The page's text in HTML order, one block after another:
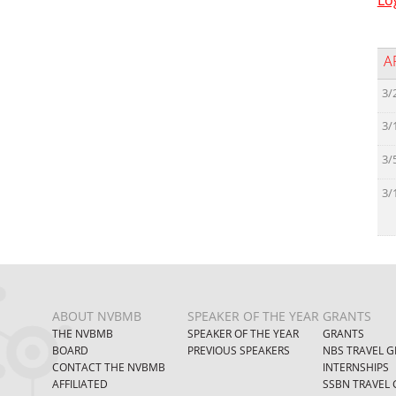
3/
3/
3/
3/
ABOUT NVBMB
THE NVBMB
BOARD
CONTACT THE NVBMB
AFFILIATED
SPEAKER OF THE YEAR
SPEAKER OF THE YEAR
PREVIOUS SPEAKERS
GRANTS
GRANTS
NBS TRAVEL
INTERNSHIPS
SSBN TRAVEL